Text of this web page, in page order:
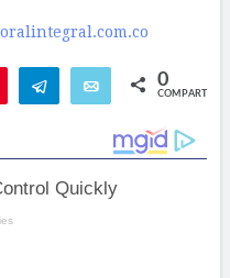
Telegram Email 0
COMPARTIR